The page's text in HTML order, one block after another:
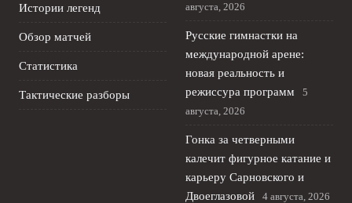
Истории легенд
Обзор матчей
Статистика
Тактические разборы
августа, 2026
Русские гимнастки на
международной арене:
новая реальность и
режиссура программ
5
августа, 2026
Гонка за четверными
калечит фигурное катание и
карьеру Сарновского и
Двоеглазовой
4 августа, 2026